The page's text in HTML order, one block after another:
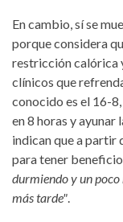
En cambio, sí se
porque considera
restricción calórica
clínicos que
conocido es el 16-
en 8 horas y ayunar
indican que a partir
para tener
durmiendo y un
más tarde"